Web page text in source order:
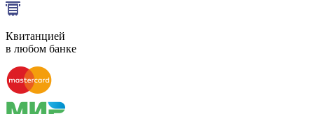
Квитанцией
в любом банке